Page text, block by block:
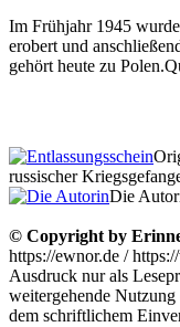
Im Frühjahr 1945
erobert und
gehört heute zu Polen.
russischer
Die
© Copyright by
https://ewnor.de /
Ausdruck nur als
weitergehende
dem schriftlichem